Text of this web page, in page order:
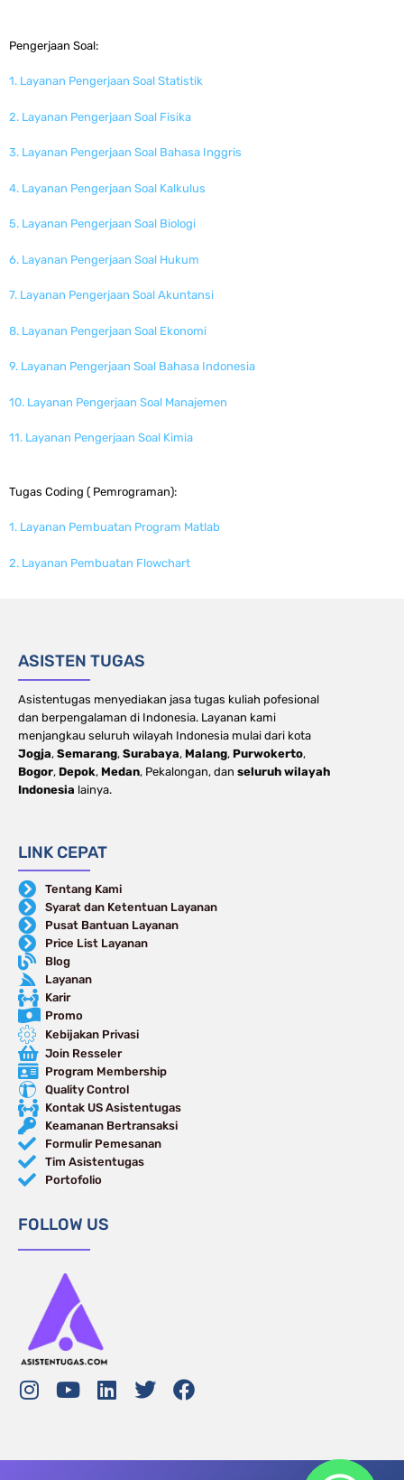
Pengerjaan Soal:
1. Layanan Pengerjaan Soal Statistik
2. Layanan Pengerjaan Soal Fisika
3. Layanan Pengerjaan Soal Bahasa Inggris
4. Layanan Pengerjaan Soal Kalkulus
5. Layanan Pengerjaan Soal Biologi
6. Layanan Pengerjaan Soal Hukum
7. Layanan Pengerjaan Soal Akuntansi
8. Layanan Pengerjaan Soal Ekonomi
9. Layanan Pengerjaan Soal Bahasa Indonesia
10. Layanan Pengerjaan Soal Manajemen
11. Layanan Pengerjaan Soal Kimia
Tugas Coding ( Pemrograman):
1. Layanan Pembuatan Program Matlab
2. Layanan Pembuatan Flowchart
ASISTEN TUGAS
Asistentugas menyediakan jasa tugas kuliah pofesional
dan berpengalaman di Indonesia. Layanan kami
menjangkau seluruh wilayah Indonesia mulai dari kota
Jogja, Semarang, Surabaya, Malang, Purwokerto,
Bogor, Depok, Medan, Pekalongan, dan seluruh wilayah
Indonesia lainya.
LINK CEPAT
Tentang Kami
Syarat dan Ketentuan Layanan
Pusat Bantuan Layanan
Price List Layanan
Blog
Layanan
Karir
Promo
Kebijakan Privasi
Join Resseler
Program Membership
Quality Control
Kontak US Asistentugas
Keamanan Bertransaksi
Formulir Pemesanan
Tim Asistentugas
Portofolio
FOLLOW US